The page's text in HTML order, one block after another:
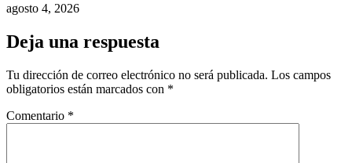
agosto 4, 2026
Deja una respuesta
Tu dirección de correo electrónico no será publicada. Los campos
obligatorios están marcados con *
Comentario *